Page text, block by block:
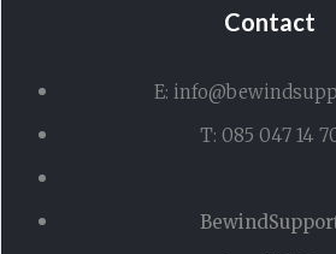
Contact
E:
T: 085 047 14